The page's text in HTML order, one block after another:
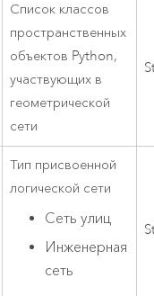
Список классов
пространственных
объектов Python,
участвующих в
геометрической
сети
Тип присвоенной
логической сети
Сеть улиц
Инженерная
сеть